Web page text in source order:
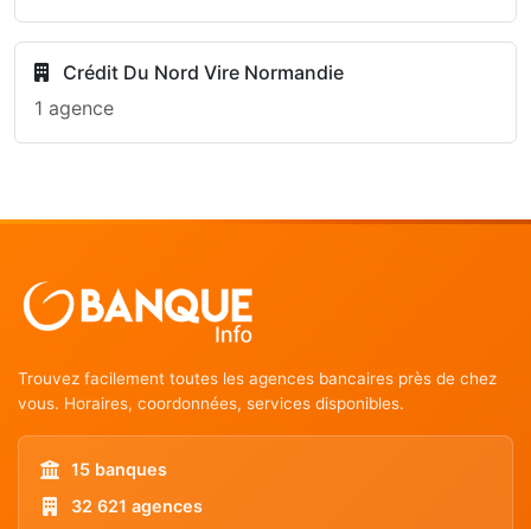
Crédit Du Nord Vire Normandie
1 agence
Trouvez facilement toutes les agences bancaires près de chez
vous. Horaires, coordonnées, services disponibles.
15 banques
32 621 agences